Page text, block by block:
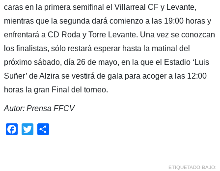
caras en la primera semifinal el Villarreal CF y Levante,
mientras que la segunda dará comienzo a las 19:00 horas y
enfrentará a CD Roda y Torre Levante. Una vez se conozcan
los finalistas, sólo restará esperar hasta la matinal del
próximo sábado, día 26 de mayo, en la que el Estadio ‘Luis
Suñer’ de Alzira se vestirá de gala para acoger a las 12:00
horas la gran Final del torneo.
Autor: Prensa FFCV
Facebook
Twitter
ETIQUETADO BAJO: